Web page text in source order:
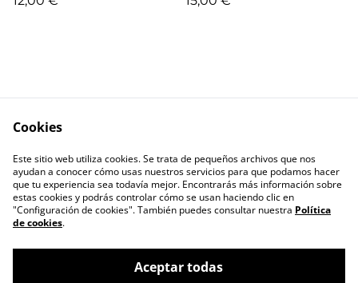
Política de
privacidad
Política de cookies
Cookies
Este sitio web utiliza cookies. Se trata de pequeños archivos que nos
ayudan a conocer cómo usas nuestros servicios para que podamos hacer
que tu experiencia sea todavía mejor. Encontrarás más información sobre
estas cookies y podrás controlar cómo se usan haciendo clic en
"Configuración de cookies". También puedes consultar nuestra Política
de cookies.
Aceptar todas